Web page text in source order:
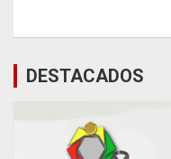
DESTACADOS